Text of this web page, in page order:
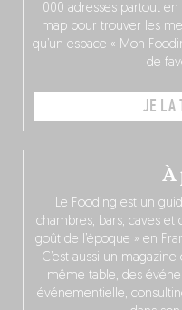
À
Le Fooding est un
chambres, bars, caves
goût de l’époque » en
C’est aussi un
même table, des
événementielle,
000 adresses partout
map pour trouver les
qu’un espace « Mon
de
JE LA